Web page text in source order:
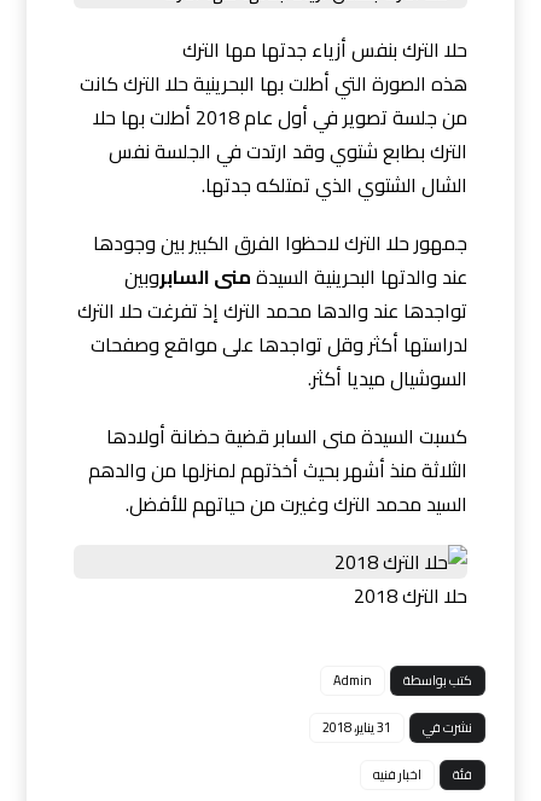
حلا الترك بنفس أزياء جدتها مها الترك
هذه الصورة التي أطلت بها البحرينية حلا الترك كانت
من جلسة تصوير في أول عام 2018 أطلت بها حلا
الترك بطابع شتوي وقد ارتدت في الجلسة نفس
الشال الشتوي الذي تمتلكه جدتها.
جمهور حلا الترك لاحظوا الفرق الكبير بين وجودها
عند والدتها البحرينية السيدةمنى السابروبين
تواجدها عند والدها محمد الترك إذ تفرغت حلا الترك
لدراستها أكثر وقل تواجدها على مواقع وصفحات
السوشيال ميديا أكثر.
كسبت السيدة منى السابر قضية حضانة أولادها
الثلاثة منذ أشهر بحيث أخذتهم لمنزلها من والدهم
السيد محمد الترك وغيرت من حياتهم للأفضل.
حلا الترك 2018
كتب بواسطة
Admin
نشرت في
31 يناير، 2018
فئة
اخبار فنيه